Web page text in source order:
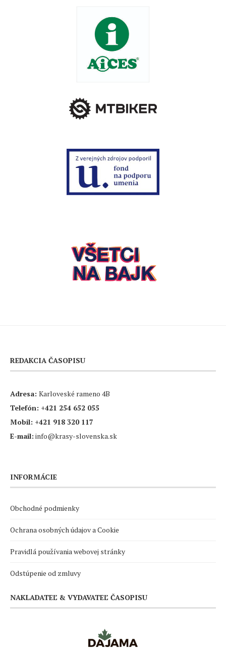
REDAKCIA ČASOPISU
Adresa: Karloveské rameno 4B
Telefón: +421 254 652 055
Mobil: +421 918 320 117
E-mail: info@krasy-slovenska.sk
INFORMÁCIE
Obchodné podmienky
Ochrana osobných údajov a Cookie
Pravidlá používania webovej stránky
Odstúpenie od zmluvy
NAKLADATEĽ & VYDAVATEĽ ČASOPISU